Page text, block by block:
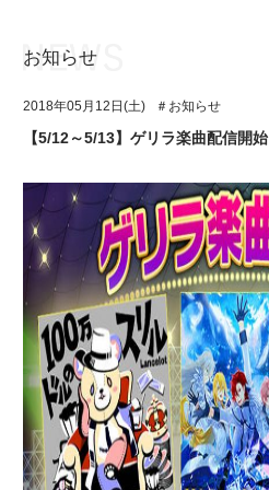
アプリゲーム
イベント・キャンペーン
ミュージック
グッズ・本
ギャラリー
ユニット&キャラクター
アプリゲーム
イベント・キャンペーン
ミュージック
グッズ・本
ギャラリー
お知らせ
2018年05月12日(土) ＃お知らせ
【5/12～5/13】ゲリラ楽曲配信開始